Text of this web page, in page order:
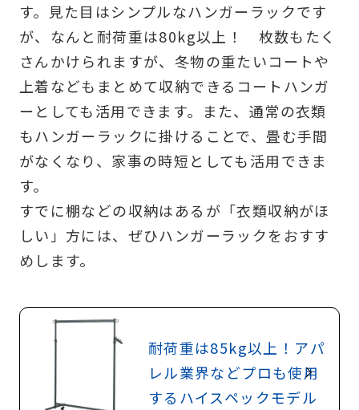
す。見た目はシンプルなハンガーラックです
が、なんと耐荷重は80kg以上！ 枚数もたく
さんかけられますが、冬物の重たいコートや
上着などもまとめて収納できるコートハンガ
ーとしても活用できます。また、通常の衣類
もハンガーラックに掛けることで、畳む手間
がなくなり、家事の時短としても活用できま
す。
すでに棚などの収納はあるが「衣類収納がほ
しい」方には、ぜひハンガーラックをおすす
めします。
耐荷重は85kg以上！アパ
レル業界などプロも使用
するハイスペックモデル